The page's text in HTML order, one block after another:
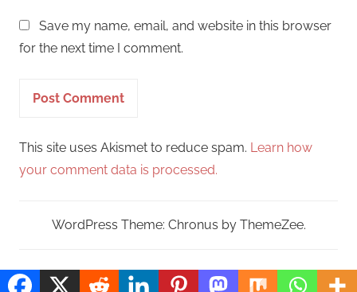
Save my name, email, and website in this browser
for the next time I comment.
This site uses Akismet to reduce spam. Learn how
your comment data is processed.
WordPress Theme: Chronus by ThemeZee.